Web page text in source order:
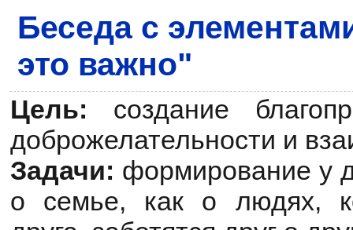
Беседа с
это важно"
Цель: создание
доброжелательности и
Задачи: формирование у
о семье, как о людях,